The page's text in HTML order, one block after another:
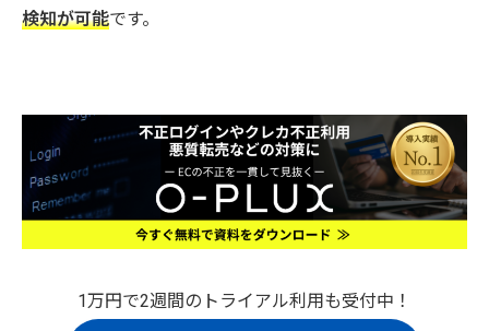
検知が可能です。
1万円で2週間のトライアル利用も受付中！